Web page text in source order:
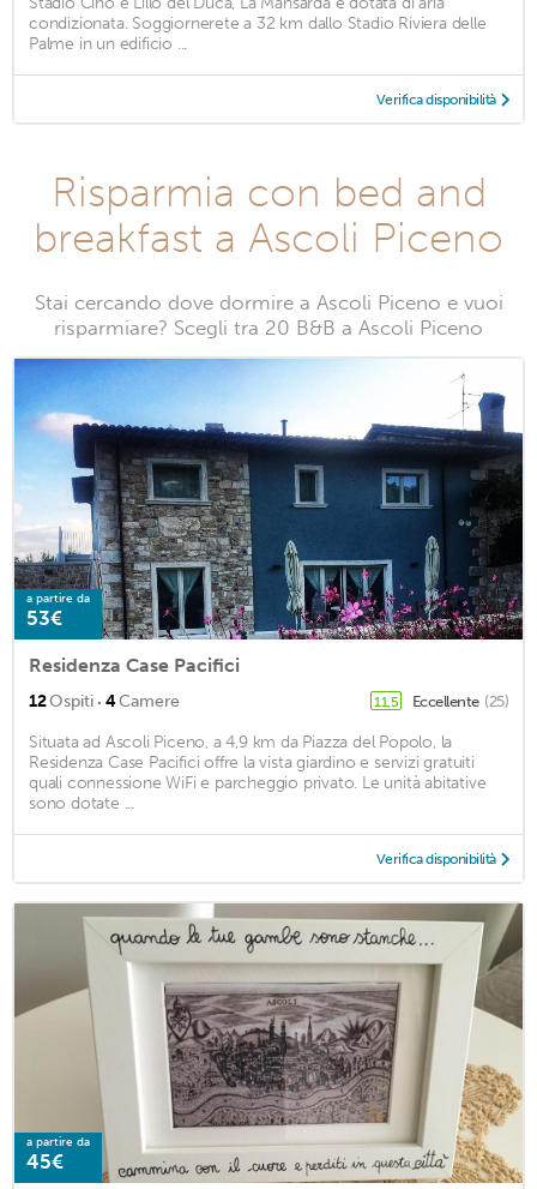
condizionata. Soggiornerete a 32 km dallo Stadio Riviera delle
Palme in un edificio ...
Verifica disponibilità
Risparmia con bed and
breakfast a Ascoli Piceno
Stai cercando dove dormire a Ascoli Piceno e vuoi
risparmiare? Scegli tra 20 B&B a Ascoli Piceno
a partire da
53€
Residenza Case Pacifici
12Ospiti · 4Camere 11,5 Eccellente (25)
Situata ad Ascoli Piceno, a 4,9 km da Piazza del Popolo, la
Residenza Case Pacifici offre la vista giardino e servizi gratuiti
quali connessione WiFi e parcheggio privato. Le unità abitative
sono dotate ...
Verifica disponibilità
a partire da
45€